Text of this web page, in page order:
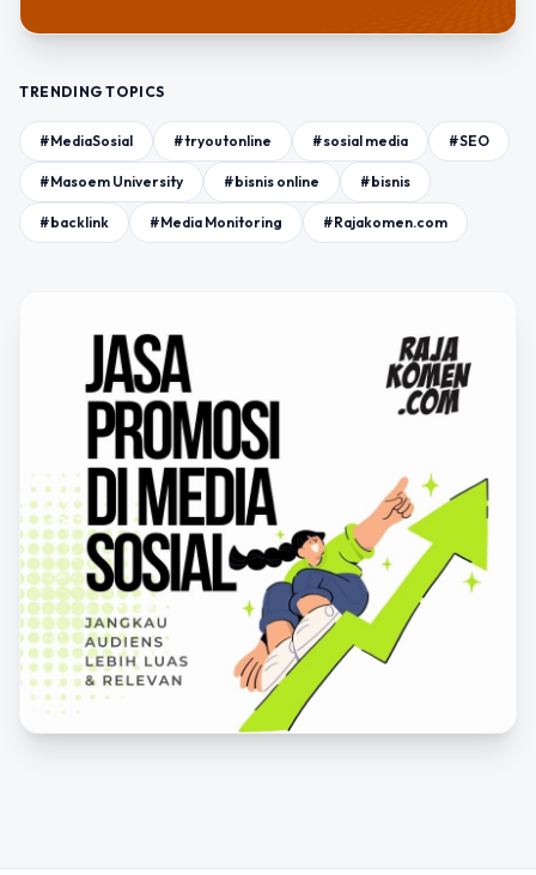
TRENDING TOPICS
#MediaSosial #tryoutonline #sosial media #SEO
#Masoem University #bisnis online #bisnis
#backlink #Media Monitoring #Rajakomen.com